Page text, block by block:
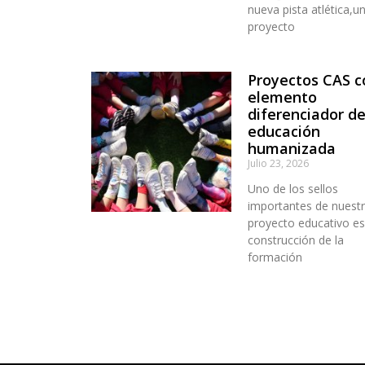
nueva pista atlética,un
proyecto
Proyectos CAS
elemento
diferenciador de
educación
humanizada
Julio 23, 2026
Uno de los sellos
importantes de
proyecto educativo
construcción de la
formación